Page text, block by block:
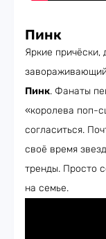
Пинк
Яркие причёски,
Пинк. Фанаты
«королева поп-
согласиться.
своё время
тренды. Просто
на семье.